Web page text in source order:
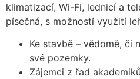
klimatizací, Wi-Fi, lednicí a
písečná, s možností využití
Ke stavbě – vědomě, či
své pozemky.
Zájemci z řad